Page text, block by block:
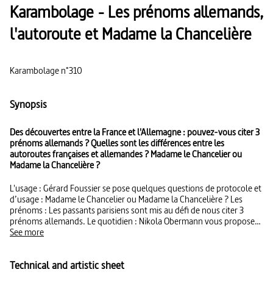
Karambolage - Les prénoms allemands,
l'autoroute et Madame la Chancelière
Karambolage n°310
Synopsis
Des découvertes entre la France et l'Allemagne : pouvez-vous citer 3
prénoms allemands ? Quelles sont les différences entre les
autoroutes françaises et allemandes ? Madame le Chancelier ou
Madame la Chancelière ?
L'usage : Gérard Foussier se pose quelques questions de protocole et
d’usage : Madame le Chancelier ou Madame la Chancelière ? Les
prénoms : Les passants parisiens sont mis au défi de nous citer 3
prénoms allemands. Le quotidien : Nikola Obermann vous propose
une petite virée sur les autoroutes françaises et allemandes.
See more
Technical and artistic sheet